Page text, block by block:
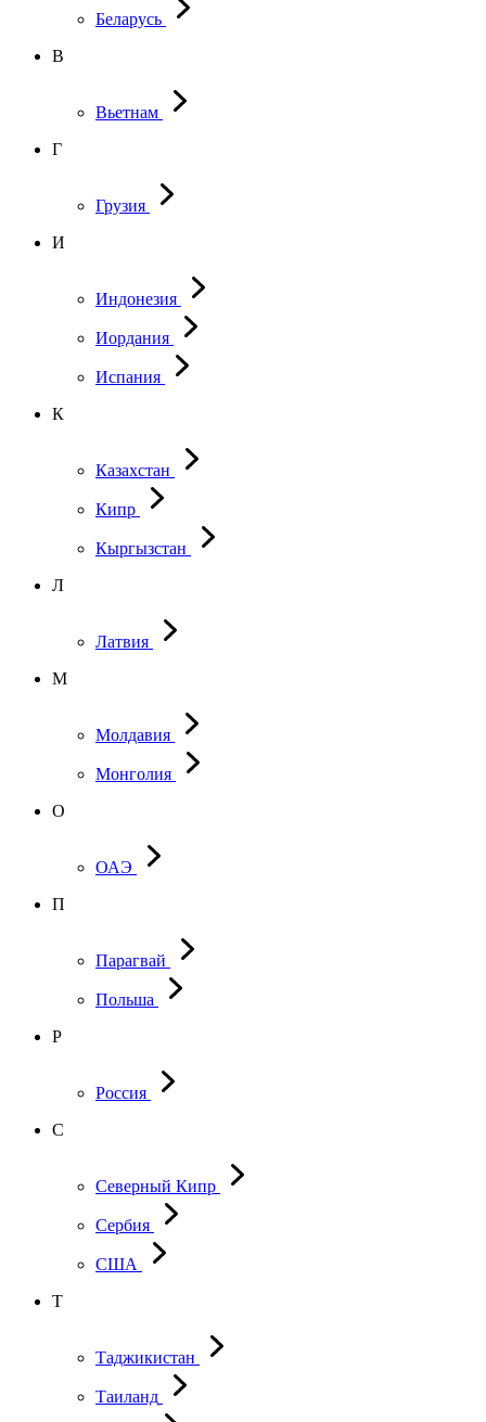
Беларусь
В
Вьетнам
Г
Грузия
И
Индонезия
Иордания
Испания
К
Казахстан
Кипр
Кыргызстан
Л
Латвия
М
Молдавия
Монголия
О
ОАЭ
П
Парагвай
Польша
Р
Россия
С
Северный Кипр
Сербия
США
Т
Таджикистан
Таиланд